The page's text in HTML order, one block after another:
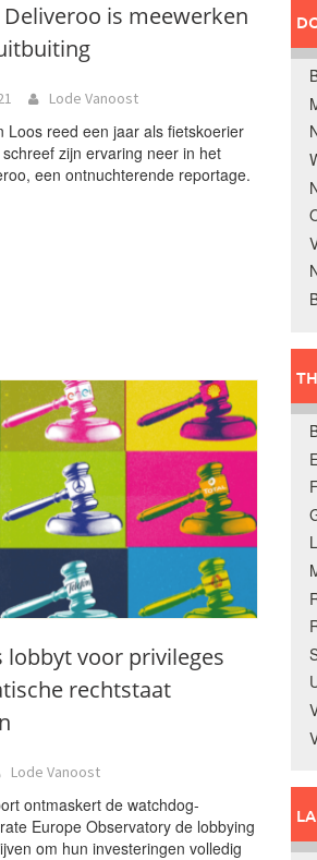
is meewerken
Lode Vanoost
Loos reed een jaar als fietskoerier
zijn ervaring neer in het
een ontnuchterende reportage.
lobbyt voor privileges
rechtstaat
Lode Vanoost
ontmaskert de watchdog-
Europe Observatory de lobbying
om hun investeringen volledig